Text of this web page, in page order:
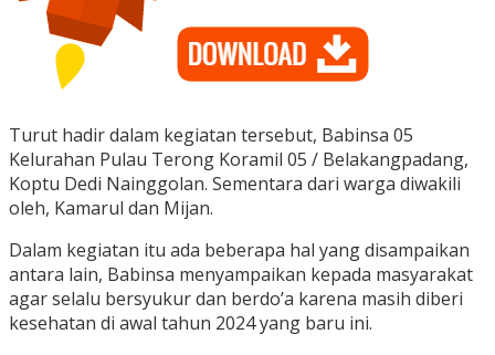
Turut hadir dalam kegiatan tersebut, Babinsa 05
Kelurahan Pulau Terong Koramil 05 / Belakangpadang,
Koptu Dedi Nainggolan. Sementara dari warga diwakili
oleh, Kamarul dan Mijan.
Dalam kegiatan itu ada beberapa hal yang disampaikan
antara lain, Babinsa menyampaikan kepada masyarakat
agar selalu bersyukur dan berdo’a karena masih diberi
kesehatan di awal tahun 2024 yang baru ini.